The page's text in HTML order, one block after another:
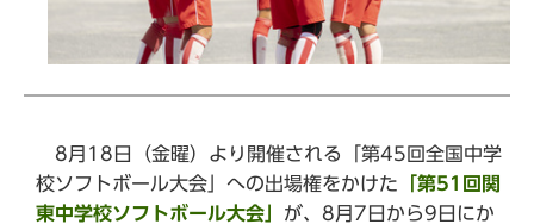
8月18日（金曜）より開催される「第45回全国中学
校ソフトボール大会」への出場権をかけた 「第51回関
東中学校ソフトボール大会」 が、8月7日から9日にか